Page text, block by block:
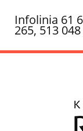
Infolinia 61
265, 513